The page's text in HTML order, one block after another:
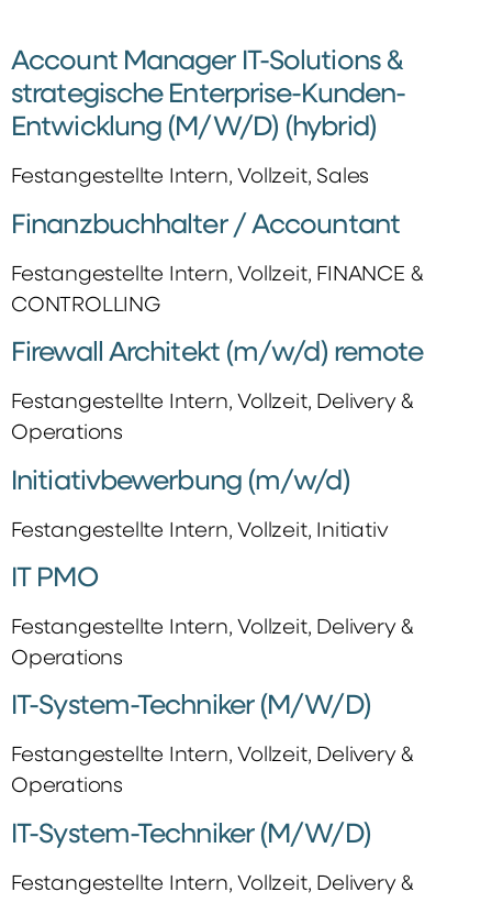
Account Manager IT-Solutions &
strategische Enterprise-Kunden-
Entwicklung (M/W/D) (hybrid)
Festangestellte Intern, Vollzeit, Sales
Finanzbuchhalter / Accountant
Festangestellte Intern, Vollzeit, FINANCE &
CONTROLLING
Firewall Architekt (m/w/d) remote
Festangestellte Intern, Vollzeit, Delivery &
Operations
Initiativbewerbung (m/w/d)
Festangestellte Intern, Vollzeit, Initiativ
IT PMO
Festangestellte Intern, Vollzeit, Delivery &
Operations
IT-System-Techniker (M/W/D)
Festangestellte Intern, Vollzeit, Delivery &
Operations
IT-System-Techniker (M/W/D)
Festangestellte Intern, Vollzeit, Delivery &